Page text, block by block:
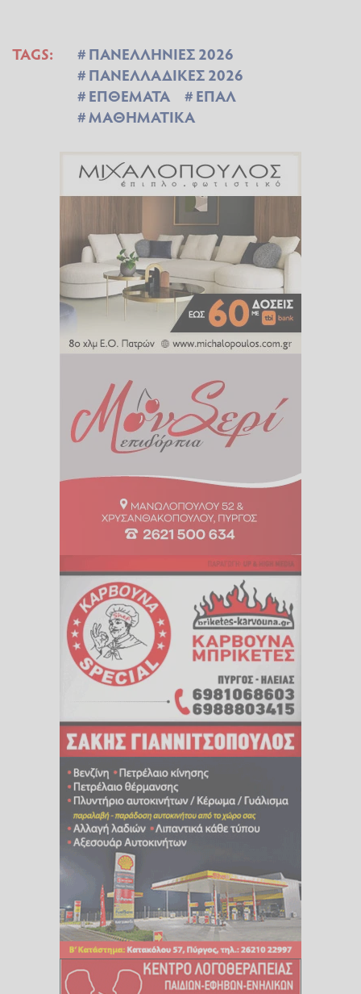
TAGS:
ΠΑΝΕΛΛΗΝΙΕΣ 2026
ΠΑΝΕΛΛΑΔΙΚΕΣ 2026
ΕΠΘΕΜΑΤΑ
ΕΠΑΛ
ΜΑΘΗΜΑΤΙΚΑ